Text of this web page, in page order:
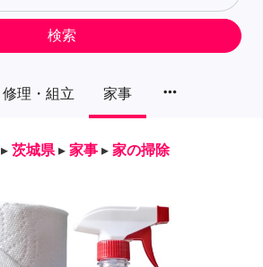
修理・組立 家事 more_horiz
検索
▸ 茨城県 ▸ 家事 ▸ 家の掃除